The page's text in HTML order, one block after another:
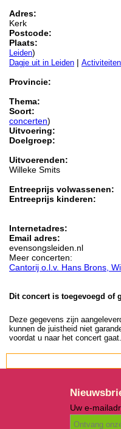
Adres:
Kerk
Postcode:
Plaats:
Leiden)
Dagje uit in Leiden |
Provincie:
Thema:
Soort:
concerten)
Uitvoering:
Doelgroep:
Uitvoerenden:
Willeke Smits
Entreeprijs volwassenen:
Entreeprijs kinderen:
Internetadres:
Email adres:
evensongsleiden.nl
Meer concerten:
Cantorij o.l.v. Hans Brons,
Dit concert is toegevoegd of
Deze gegevens zijn
kunnen de juistheid niet
voordat u naar het concert gaat.
Uw e-